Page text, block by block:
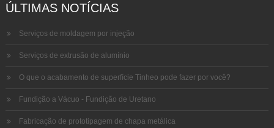
ÚLTIMAS NOTÍCIAS
Serviços de moldagem por injeção
Serviços de extrusão de alumínio
O que o acabamento de superfície Tinheo pode fazer por você?
Fundição a Vácuo - Fundição de Uretano
Fabricação de prototipagem de chapa metálica